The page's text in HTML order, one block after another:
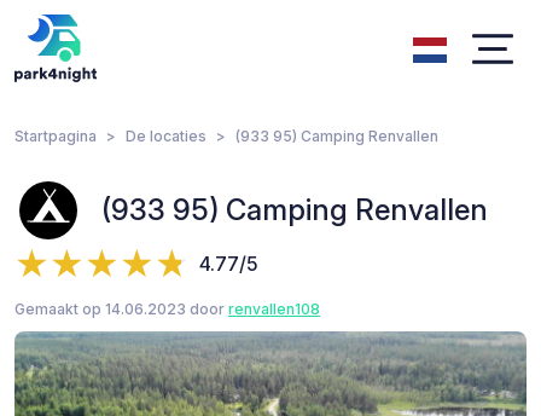
Startpagina De locaties (933 95) Camping Renvallen
(933 95) Camping Renvallen
4.77/5
Gemaakt op 14.06.2023 door renvallen108